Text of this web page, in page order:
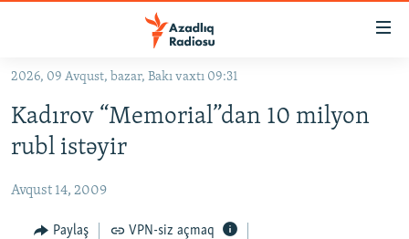
Əsas
qayıt
Əsas
qayıt
KORRUPSIOMETR
#ƏSLINDƏ
FƏRQƏ BAX
2026, 09 Avqust, bazar, Bakı vaxtı 09:31
Kadırov “Memorial”dan 10 milyon
rubl istəyir
Avqust 14, 2009
Paylaş VPN-siz açmaq